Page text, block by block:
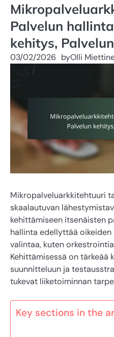
Palvelun
kehitys,
03/02/2026 byOlli
Mikropalveluarkkitehtuuri
skaalautuvan
kehittämiseen itsenäisten
hallinta edellyttää
valintaa, kuten
Kehittämisessä on tärkeää
suunnitteluun ja
tukevat liiketoiminnan
Key sections in the